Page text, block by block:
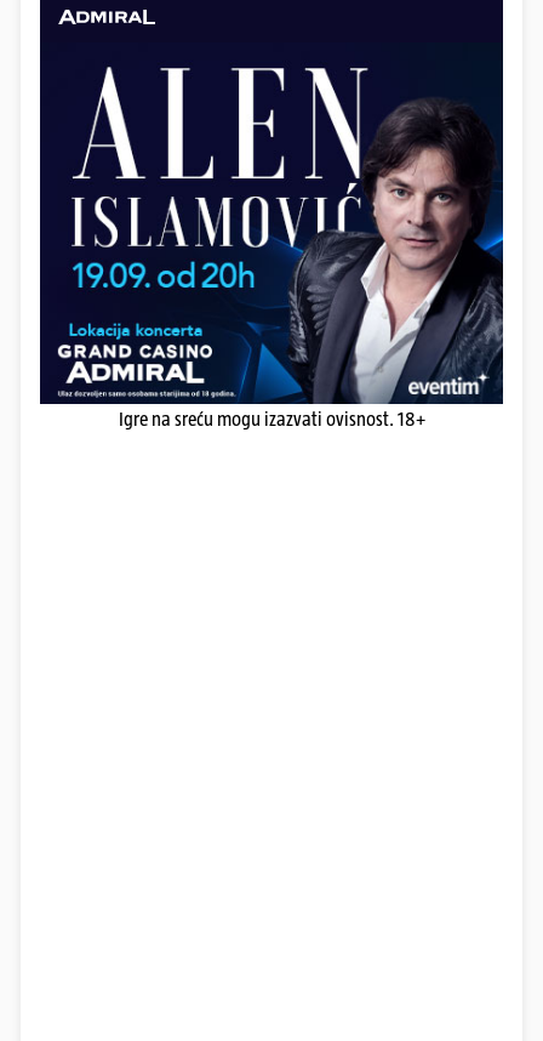
Igre na sreću mogu izazvati ovisnost. 18+